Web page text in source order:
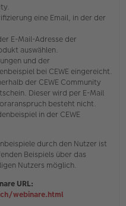
eine Email, in der der
E-Mail-Adresse der
auswählen.
und der
bei CEWE eingereicht.
der CEWE Community
Dieser wird per E-Mail
besteht nicht.
in der CEWE
durch den Nutzer ist
Beispiels über das
Nutzers möglich.
URL:
webinare.html